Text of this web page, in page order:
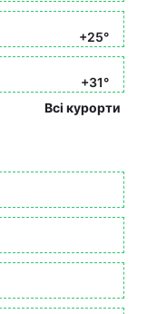
+25°
+31°
Всі курорти